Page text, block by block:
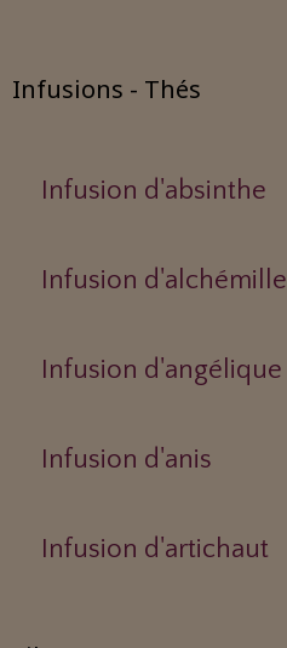
Infusions - Thés
Infusion d'absinthe
Infusion d'alchémille
Infusion d'angélique
Infusion d'anis
Infusion d'artichaut